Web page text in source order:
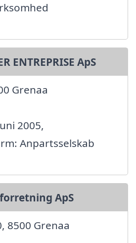
ENTREPRISE ApS
Grenaa
2005,
Anpartsselskab
ApS
8500 Grenaa